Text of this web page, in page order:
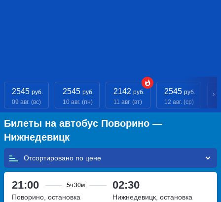
2545 руб.
09 авг. (вс)
2545 руб.
10 авг. (пн)
2142 руб.
11 авг. (вт)
2545 руб.
12 авг. (ср)
Билеты на автобус Поворино —
Нижнедевицк
Отсортировано по
21:00 5ч30м 02:30
Поворино, остановка
Нижнедевицк, остановка